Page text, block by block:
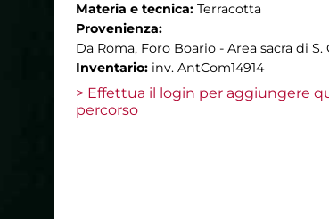
Materia e tecnica: Terracotta
Provenienza:
Da Roma, Foro Boario - Area sacra di S.
Inventario: inv. AntCom14914
> Effettua il login per aggiungere
percorso